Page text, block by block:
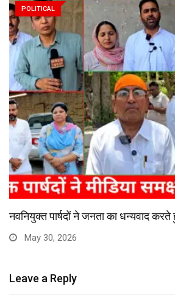
POLITICAL
भाजपा नेत्री का आरोप, वोट डालने से रोका…
May 28, 2026
Leave a Reply